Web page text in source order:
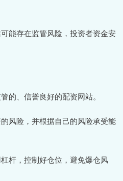
能存在监管风险，投资者资金安
的、信誉良好的配资网站。
风险，并根据自己的风险承受能
杆，控制好仓位，避免爆仓风